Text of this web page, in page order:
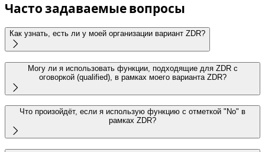
Часто задаваемые вопросы
Как узнать, есть ли у моей организации вариант ZDR?

Могу ли я использовать функции, подходящие для ZDR с
оговоркой (qualified), в рамках моего варианта ZDR?

Что произойдёт, если я использую функцию с отметкой "No" в
рамках ZDR?
